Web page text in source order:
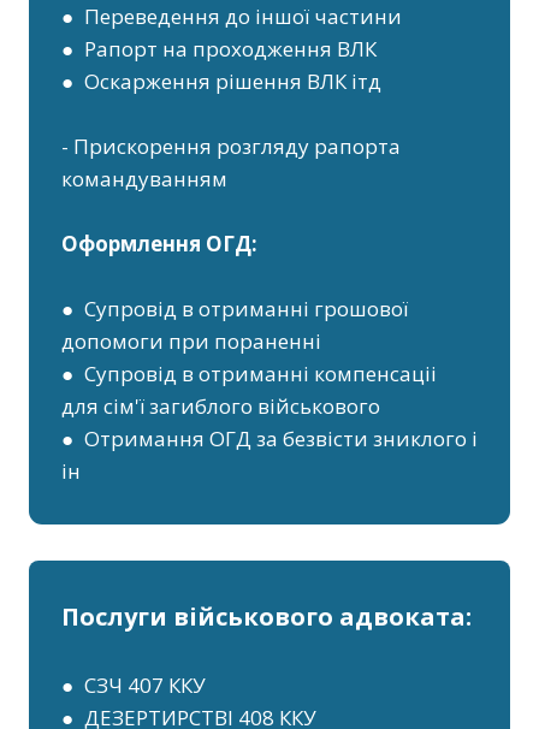
● Переведення до іншої частини
● Рапорт на проходження ВЛК
● Оскарження рішення ВЛК ітд
- Прискорення розгляду рапорта
командуванням
Оформлення ОГД:
● Супровід в отриманні грошової
допомоги при пораненні
● Супровід в отриманні компенсаціі
для сім'ї загиблого військового
● Отримання ОГД за безвісти зниклого і
ін
Послуги військового адвоката:
● СЗЧ 407 ККУ
● ДЕЗЕРТИРСТВІ 408 ККУ